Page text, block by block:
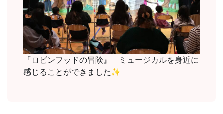
『ロビンフッドの冒険』 ミュージカルを身近に
感じることができました✨